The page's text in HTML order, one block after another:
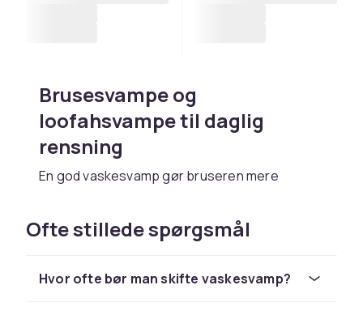
Brusesvampe og
loofahsvampe til daglig
rensning
En god vaskesvamp gør bruseren mere
renser huden skånsomt. Loofahsvampe
hudceller og stimulerer blodcirkulationen.
Ofte stillede spørgsmål
Hvor ofte bør man skifte vaskesvamp?